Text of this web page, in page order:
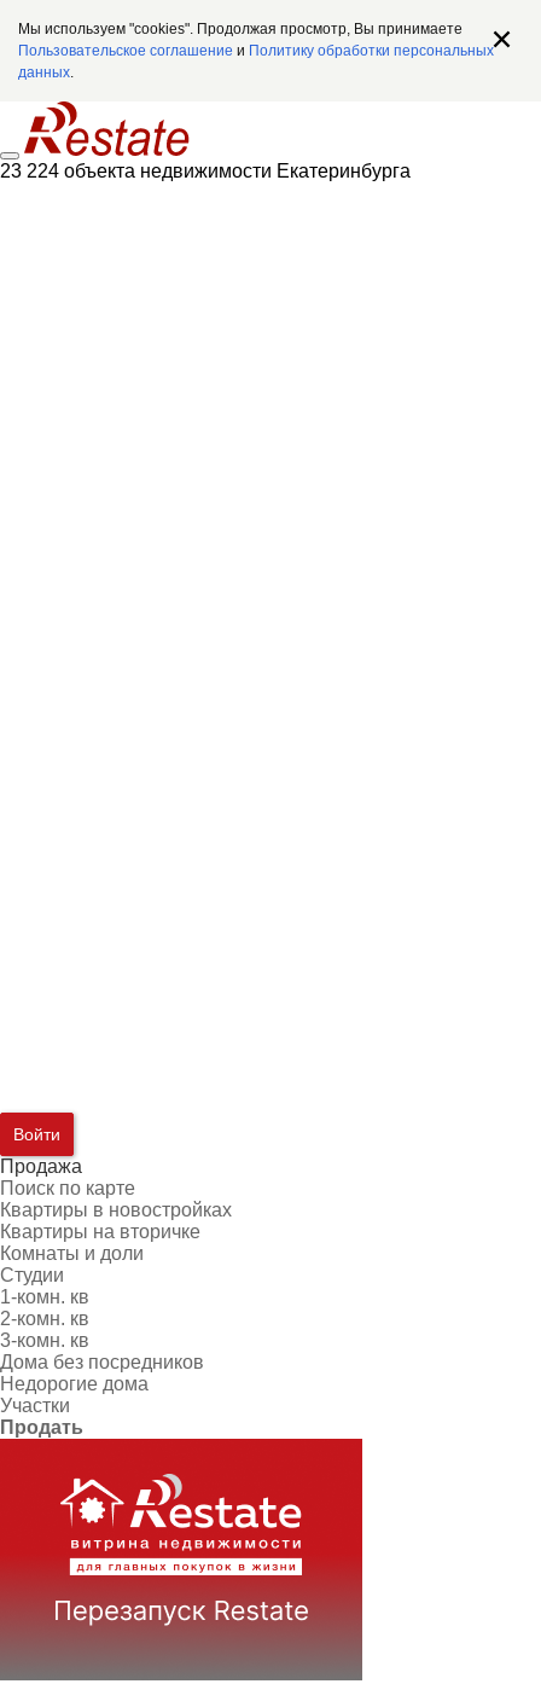
Мы используем "cookies". Продолжая просмотр, Вы принимаете
Пользовательское соглашение и Политику обработки персональных
данных.
23 224 объекта недвижимости Екатеринбурга
Войти
Продажа
Поиск по карте
Квартиры в новостройках
Квартиры на вторичке
Комнаты и доли
Студии
1-комн. кв
2-комн. кв
3-комн. кв
Дома без посредников
Недорогие дома
Участки
Продать